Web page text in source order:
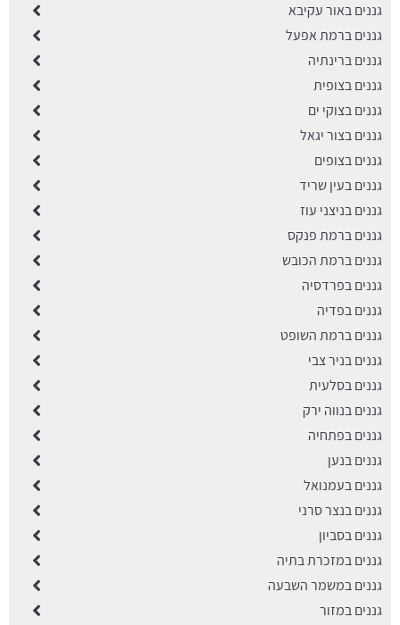
גננים באור עקיבא
גננים ברמת אפעל
גננים ברינתיה
גננים בצופית
גננים בצוקי ים
גננים בצור יגאל
גננים בצופים
גננים בעין שריד
גננים בניצני עוז
גננים ברמת פנקס
גננים ברמת הכובש
גננים בפרדסיה
גננים בפדיה
גננים ברמת השופט
גננים בניר צבי
גננים בסלעית
גננים בנווה ירק
גננים בפתחיה
גננים בנען
גננים בעמנואל
גננים בנצר סרני
גננים בסביון
גננים במזכרת בתיה
גננים במשמר השבעה
גננים במזור